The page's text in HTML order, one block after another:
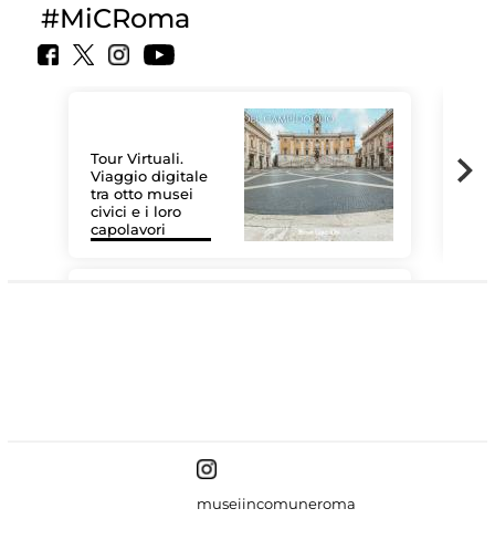
#MiCRoma
Tour Virtuali.
Viaggio digitale
tra otto musei
civici e i loro
capolavori
museiincomuneroma